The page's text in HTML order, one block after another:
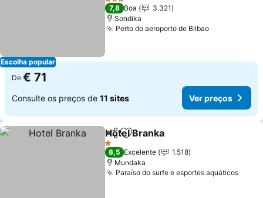
Escolha popular
3 Estrelas
7,8 Boa
3.321
Sondika
Perto do aeroporto de Bilbao
De € 71
Consulte os preços de 11 sites Ver preços
PartilharAdicionar aos favoritos
Hotel Branka
1 Estrelas
8,5 Excelente
1.518
Mundaka
Paraíso do surfe e esportes aquáticos